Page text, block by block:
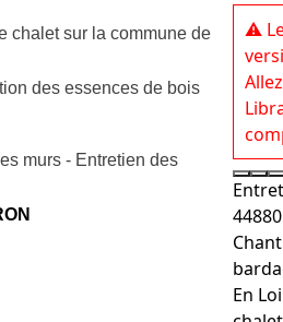
chalet sur la commune de
des essences de bois
murs - Entretien des
⚠️
En